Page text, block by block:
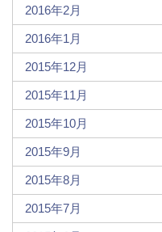
2016年2月
2016年1月
2015年12月
2015年11月
2015年10月
2015年9月
2015年8月
2015年7月